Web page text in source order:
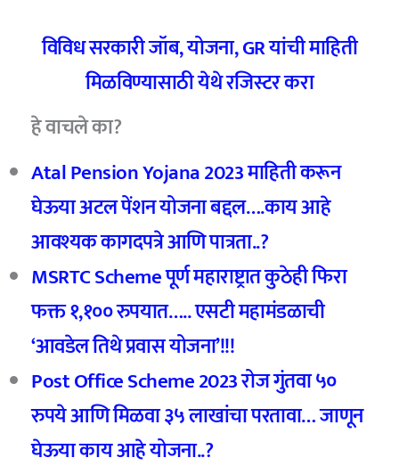
विविध सरकारी जॉब, योजना, GR यांची माहिती
मिळविण्यासाठी येथे रजिस्टर करा
हे वाचले का?
Atal Pension Yojana 2023 माहिती करून
घेऊया अटल पेंशन योजना बद्दल….काय आहे
आवश्यक कागदपत्रे आणि पात्रता..?
MSRTC Scheme पूर्ण महाराष्ट्रात कुठेही फिरा
फक्त १,१०० रुपयात….. एसटी महामंडळाची
‘आवडेल तिथे प्रवास योजना’!!!
Post Office Scheme 2023 रोज गुंतवा ५०
रुपये आणि मिळवा ३५ लाखांचा परतावा… जाणून
घेऊया काय आहे योजना..?